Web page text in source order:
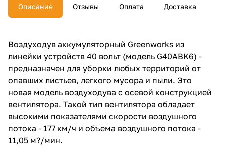
Описание Отзывы Оплата Доставка
Воздуходув аккумуляторный Greenworks из
линейки устройств 40 вольт (модель G40ABK6) -
предназначен для уборки любых территорий от
опавших листьев, легкого мусора и пыли. Это
новая модель воздуходува с осевой конструкцией
вентилятора. Такой тип вентилятора обладает
высокими показателями скорости воздушного
потока - 177 км/ч и объема воздушного потока -
11,05 м?/мин.
раз в 2
недели